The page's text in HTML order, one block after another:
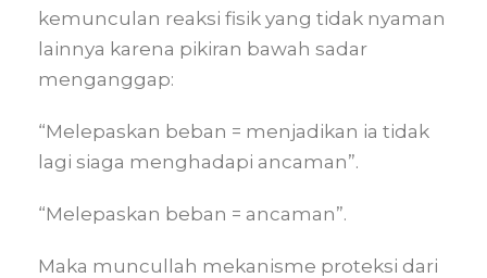
kemunculan reaksi fisik yang tidak nyaman
lainnya karena pikiran bawah sadar
menganggap:
“Melepaskan beban = menjadikan ia tidak
lagi siaga menghadapi ancaman”.
“Melepaskan beban = ancaman”.
Maka muncullah mekanisme proteksi dari